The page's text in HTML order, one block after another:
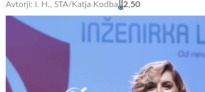
Avtorji: I. H., STA/Katja Kodba 2,50